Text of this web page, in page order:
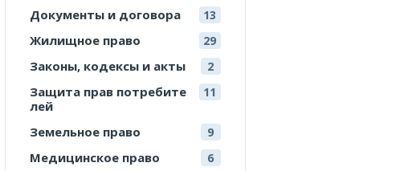
Документы и договора 13
Жилищное право 29
Законы, кодексы и акты 2
Защита прав потребите
лей
11
Земельное право 9
Медицинское право 6